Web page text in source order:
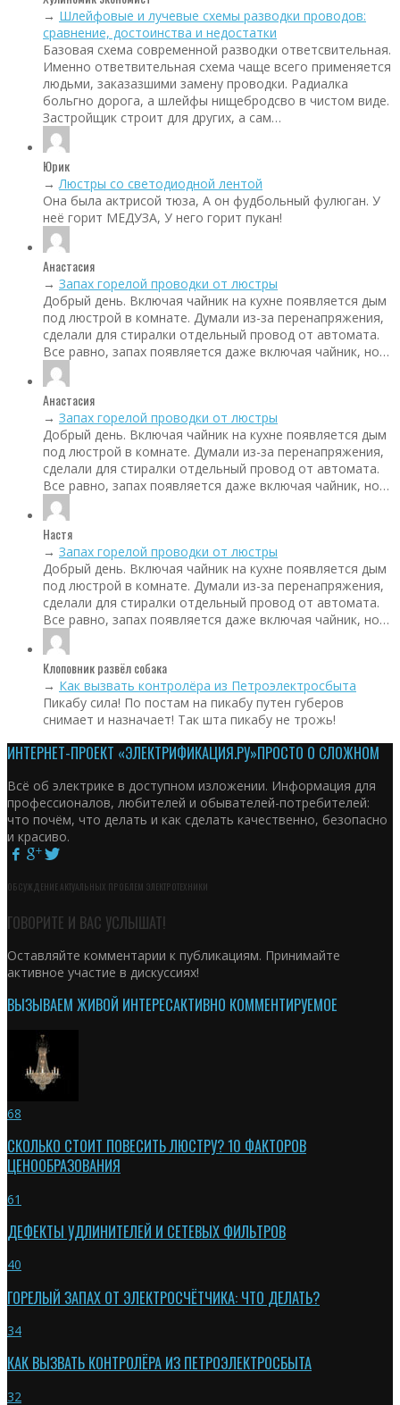
→ Шлейфовые и лучевые схемы разводки проводов:
сравнение, достоинства и недостатки
Базовая схема современной разводки ответсвительная.
Именно ответвительная схема чаще всего применяется
людьми, заказазшими замену проводки. Радиалка
больгно дорога, а шлейфы нищебродсво в чистом виде.
Застройщик строит для других, а сам…
Юрик
→Люстры со светодиодной лентой
Она была актрисой тюза, А он фудбольный фулюган. У
неё горит МЕДУЗА, У него горит пукан!
Анастасия
→ Запах горелой проводки от люстры
Добрый день. Включая чайник на кухне появляется дым
под люстрой в комнате. Думали из-за перенапряжения,
сделали для стиралки отдельный провод от автомата.
Все равно, запах появляется даже включая чайник, но…
Анастасия
→ Запах горелой проводки от люстры
Добрый день. Включая чайник на кухне появляется дым
под люстрой в комнате. Думали из-за перенапряжения,
сделали для стиралки отдельный провод от автомата.
Все равно, запах появляется даже включая чайник, но…
Настя
→ Запах горелой проводки от люстры
Добрый день. Включая чайник на кухне появляется дым
под люстрой в комнате. Думали из-за перенапряжения,
сделали для стиралки отдельный провод от автомата.
Все равно, запах появляется даже включая чайник, но…
Клоповник развёл собака
→ Как вызвать контролёра из Петроэлектросбыта
Пикабу сила! По постам на пикабу путен губеров
снимает и назначает! Так шта пикабу не трожь!
ИНТЕРНЕТ-ПРОЕКТ «ЭЛЕКТРИФИКАЦИЯ.РУ»ПРОСТО О СЛОЖНОМ
Всё об электрике в доступном изложении. Информация для
профессионалов, любителей и обывателей-потребителей:
что почём, что делать и как сделать качественно, безопасно
и красиво.
ОБСУЖДЕНИЕ АКТУАЛЬНЫХ ПРОБЛЕМ ЭЛЕКТРОТЕХНИКИ
ГОВОРИТЕ И ВАС УСЛЫШАТ!
Оставляйте комментарии к публикациям. Принимайте
активное участие в дискуссиях!
ВЫЗЫВАЕМ ЖИВОЙ ИНТЕРЕСАКТИВНО КОММЕНТИРУЕМОЕ
68
СКОЛЬКО СТОИТ ПОВЕСИТЬ ЛЮСТРУ? 10 ФАКТОРОВ
ЦЕНООБРАЗОВАНИЯ
61
ДЕФЕКТЫ УДЛИНИТЕЛЕЙ И СЕТЕВЫХ ФИЛЬТРОВ
40
ГОРЕЛЫЙ ЗАПАХ ОТ ЭЛЕКТРОСЧЁТЧИКА: ЧТО ДЕЛАТЬ?
34
КАК ВЫЗВАТЬ КОНТРОЛЁРА ИЗ ПЕТРОЭЛЕКТРОСБЫТА
32